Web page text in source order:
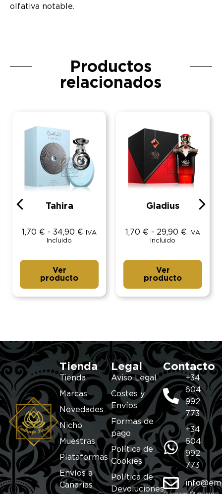
olfativa notable.
Productos
relacionados
Tahira
1,70 € - 34,90 €
IVA
Incluido
Ver
producto
Gladius
1,70 € - 29,90 €
IVA
Incluido
Ver
producto
Tienda
Tienda
Marcas
Novedades
Nicho
Muestras
Plataformas
Envíos a
Canarias
Legal
Aviso Legal
Costes y
Envíos
Formas de
pago
Política de
Cookies
Política de
Devoluciones
Contacto
+34
604
992
773
+34
604
992
773